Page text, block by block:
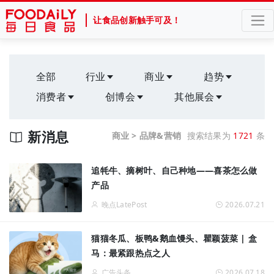
让食品创新触手可及！
全部 行业 商业
趋势
消费者
创博会 其他展会
商业 > 品牌&营销 搜索结果为 1721 条
新消息
追牦牛、摘树叶、自己种地——喜茶怎么做
产品
晚点LatePost 2026.07.21
猫猫冬瓜、板鸭&鹅血馒头、瞿颖菠菜 | 盒
马：最紧跟热点之人